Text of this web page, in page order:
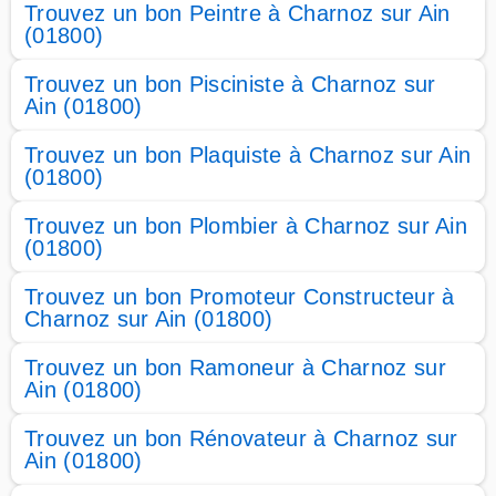
Trouvez un bon Peintre à Charnoz sur Ain
(01800)
Trouvez un bon Pisciniste à Charnoz sur
Ain (01800)
Trouvez un bon Plaquiste à Charnoz sur Ain
(01800)
Trouvez un bon Plombier à Charnoz sur Ain
(01800)
Trouvez un bon Promoteur Constructeur à
Charnoz sur Ain (01800)
Trouvez un bon Ramoneur à Charnoz sur
Ain (01800)
Trouvez un bon Rénovateur à Charnoz sur
Ain (01800)